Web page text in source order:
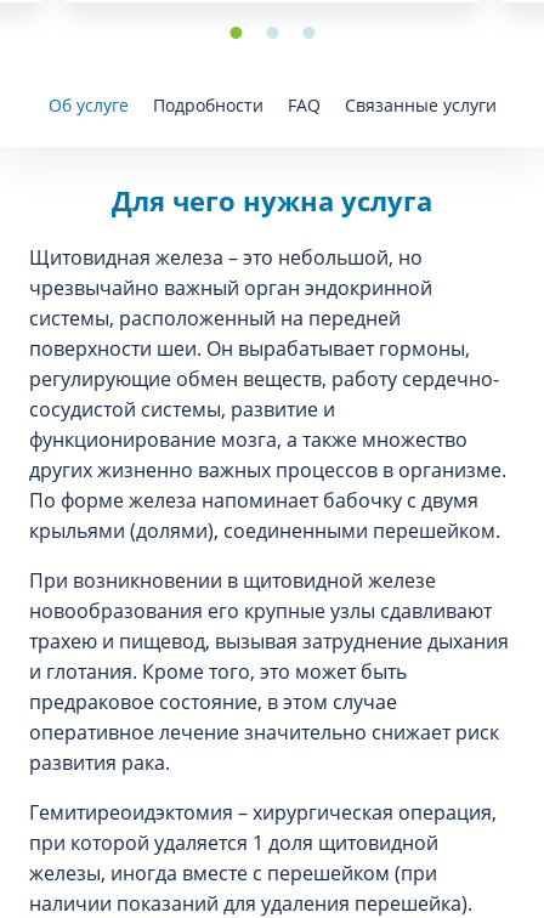
Об услуге Подробности FAQ Связанные услуги
Для чего нужна услуга
Щитовидная железа – это небольшой, но
чрезвычайно важный орган эндокринной
системы, расположенный на передней
поверхности шеи. Он вырабатывает гормоны,
регулирующие обмен веществ, работу сердечно-
сосудистой системы, развитие и
функционирование мозга, а также множество
других жизненно важных процессов в организме.
По форме железа напоминает бабочку с двумя
крыльями (долями), соединенными перешейком.
При возникновении в щитовидной железе
новообразования его крупные узлы сдавливают
трахею и пищевод, вызывая затруднение дыхания
и глотания. Кроме того, это может быть
предраковое состояние, в этом случае
оперативное лечение значительно снижает риск
развития рака.
Гемитиреоидэктомия – хирургическая операция,
при которой удаляется 1 доля щитовидной
железы, иногда вместе с перешейком (при
наличии показаний для удаления перешейка).